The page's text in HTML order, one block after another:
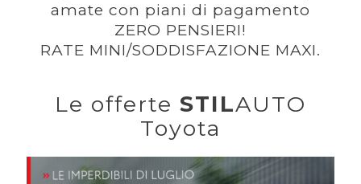
amate con piani di pagamento
ZERO PENSIERI!
RATE MINI/SODDISFAZIONE MAXI.
Le offerte STILAUTO
Toyota